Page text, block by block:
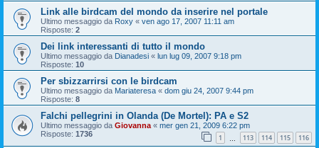
Link alle birdcam del mondo da inserire nel portale
Ultimo messaggio da Roxy « ven ago 17, 2007 11:11 am
Risposte: 2
Dei link interessanti di tutto il mondo
Ultimo messaggio da Dianadesi « lun lug 09, 2007 9:18 pm
Risposte: 10
Per sbizzarrirsi con le birdcam
Ultimo messaggio da Mariateresa « dom giu 24, 2007 9:44 pm
Risposte: 8
Falchi pellegrini in Olanda (De Mortel): PA e S2
Ultimo messaggio da Giovanna « mer gen 21, 2009 6:22 pm
Risposte: 1736 1 113 114 115 116